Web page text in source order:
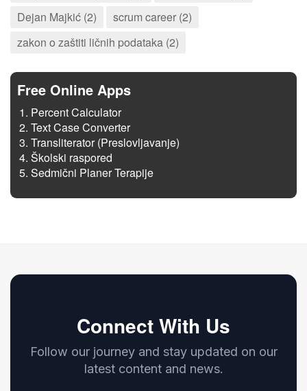
Dejan Majkić (2)
scrum career (2)
zakon o zaštiti ličnih podataka (2)
Free Online Apps
Percent Calculator
Text Case Converter
Transliterator (Preslovljavanje)
Školski raspored
Sedmični Planer Terapije
Connect With Us
Follow our journey and stay updated on our
latest content and news.